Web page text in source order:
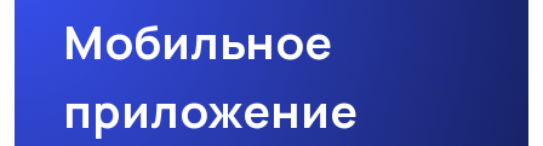
Мобильное
приложение